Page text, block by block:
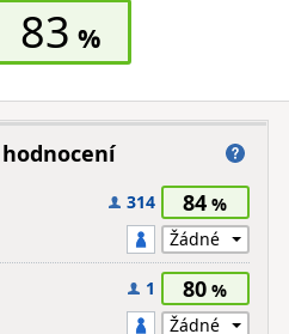
83
314 84
1 80